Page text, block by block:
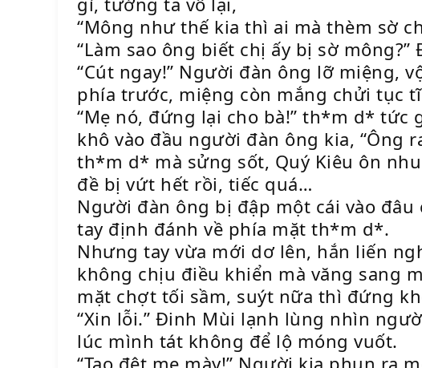
“Mông như thế kia thì ai mà thèm sờ
“Làm sao ông biết chị ấy bị sờ
“Cút ngay!” Người đàn ông lỡ miệng,
phía trước, miệng còn mắng chửi tục
“Mẹ nó, đứng lại cho bà!” th*m d* tức
khô vào đầu người đàn ông kia, “Ông
th*m d* mà sửng sốt, Quý Kiêu ôn
đề bị vứt hết rồi, tiếc quá…
Người đàn ông bị đập một cái vào
tay định đánh về phía mặt th*m d*.
Nhưng tay vừa mới dơ lên, hắn liến
không chịu điều khiển mà văng sang
mặt chợt tối sầm, suýt nữa thì đứng
“Xin lỗi.” Đinh Mùi lạnh lùng nhìn
lúc mình tát không để lộ móng vuốt.
“Tao đệt mẹ mày!” Người kia phun ra